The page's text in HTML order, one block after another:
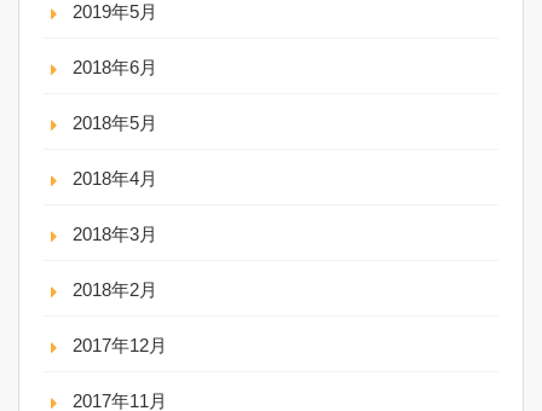
2019年5月
2018年6月
2018年5月
2018年4月
2018年3月
2018年2月
2017年12月
2017年11月